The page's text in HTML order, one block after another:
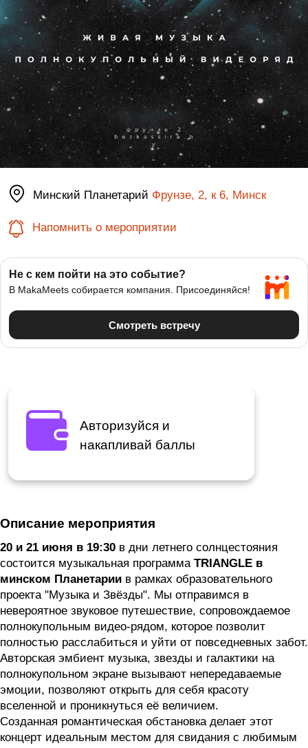
Минский Планетарий Фрунзе, 2, к 6, Минск
Напомнить о мероприятии
Авторизуйся и
накапливай баллы
Описание мероприятия
20 и 21 июня в 19:30 в дни летнего солнцестояния
состоится музыкальная программа TRIANGLE в
минском Планетарии в рамках образовательного
проекта "Музыка и Звёзды". Мы отправимся в
невероятное звуковое путешествие, сопровождаемое
полнокупольным видео-рядом, которое позволит
полностью расслабиться и уйти от повседневных забот.
Авторская эмбиент музыка, звезды и галактики на
полнокупольном экране вызывают непередаваемые
эмоции, позволяют открыть для себя красоту
вселенной и проникнуться её величием.
Созданная романтическая обстановка делает этот
концерт идеальным местом для свидания с любимым